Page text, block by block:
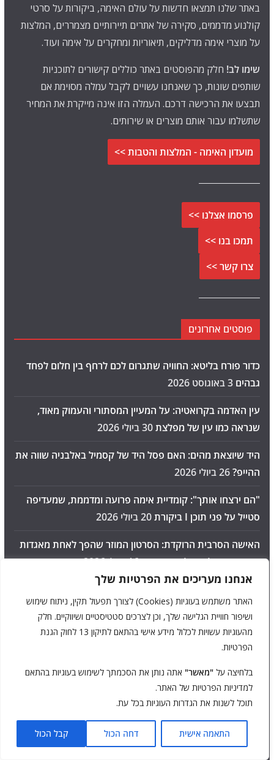
אנחנו מעריכים את הפרטיות שלך
האתר משתמש בעוגיות (Cookies) לצורך תפעול תקין, ניתוח שימוש
ושיפור חוויית הגלישה שלך, וכן לצרכים סטטיסטיים ושיווקיים. חלק
מהעוגיות עשויות לכלול מידע אישי בהתאם לתיקון 13 לחוק הגנת
הפרטיות.
בלחיצה על "מאשר" אתה נותן את הסכמתך לשימוש בעוגיות בהתאם
למדיניות הפרטיות של האתר.
תוכל לשנות את הגדרות העוגיות בכל עת.
התאמה אישית דחה הכול קבל הכול
באתר שלנו תמצאו חדשות על עולם האימה, ביקורות על סרטי
קולנוע מדממים, סקירה של אתרים תיירותיים מצמררים, המלצות
על מוצרי אימה מדליקים, תיאוריות ומחקרים על אימה ועוד.
שימו לב! חלק מהפוסטים באתר כוללים קישורים לתוכניות
שותפים שונות, כך שאנחנו עשויים לקבל עמלה מסוימת אם
תבצעו את הרכישה דרכם. העמלה הזו אינה מייקרת את המחיר
שתשלמו עבור אותם מוצרים או שירותים.
מועדון האימה - המלצות והטבות >>
פרסמו אצלנו >>
תמכו בנו >>
צרו קשר >>
פוסטים אחרונים
כדור פורח בליטא: החוויה שתגרום לכם לרחף בין חלום לפחד
גבהים 3 באוגוסט 2026
עין האדמה בקרואטיה: על המעיין המסתורי והעמוק מאוד,
שנראה כמו עין של מפלצת30 ביולי 2026
היד שיוצאת מהים: האם פסל היד של קסמיל באלבניה שווה את
ההייפ?26 ביולי 2026
"הם ירצחו אותך": קומדיית אימה פרועה ומדממת, שמעדיפה
סטייל על פני תוכן I ביקורת
20 ביולי 2026
האישה הסרבית הרוקדת: הסרטון המוזר שהפך לאחת מאגדות
האימה הגדולות של האינטרנט16 ביולי 2026
בין מציאות למיתולוגיה סקנדינבית14 ביולי 2026
מבוך האימה טבריה: האם שווה לסטות מהטיילת בשביל כמה
דקות של פחד?
המספרים המטורפים של "אובססיה": איך סרט בתקציב בדיחה
הפך לאחת ההצלחות הקופתיות הגדולות והמדהימות
אימה בטלוויזיה: אילו סרטי אימה עולים ב-Yes ביולי 2026?